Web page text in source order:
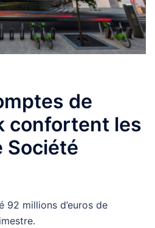
de
confortent les
Société
92 millions d’euros de